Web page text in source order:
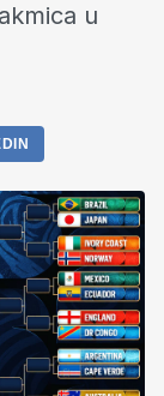
u